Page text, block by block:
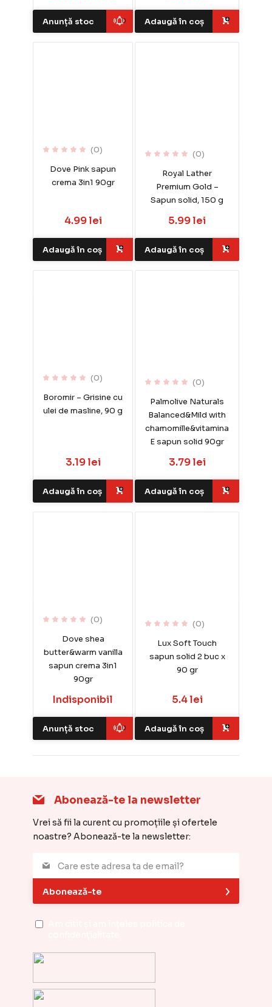
Anunță stoc Adaugă în coș
(0)
Dove Pink sapun
crema 3in1 90gr
4.99 lei
Adaugă în coș
(0)
Royal Lather
Premium Gold –
Sapun solid, 150 g
5.99 lei
Adaugă în coș
(0)
Boromir – Grisine cu
ulei de masline, 90 g
3.19 lei
Adaugă în coș
(0)
Palmolive Naturals
Balanced&Mild with
chamomille&vitamina
E sapun solid 90gr
3.79 lei
Adaugă în coș
(0)
Dove shea
butter&warm vanilla
sapun crema 3in1
90gr
Indisponibil
Anunță stoc
(0)
Lux Soft Touch
sapun solid 2 buc x
90 gr
5.4 lei
Adaugă în coș
Abonează-te la newsletter
Vrei să fii la curent cu promoțiile și ofertele
noastre? Abonează-te la newsletter:
Abonează-te